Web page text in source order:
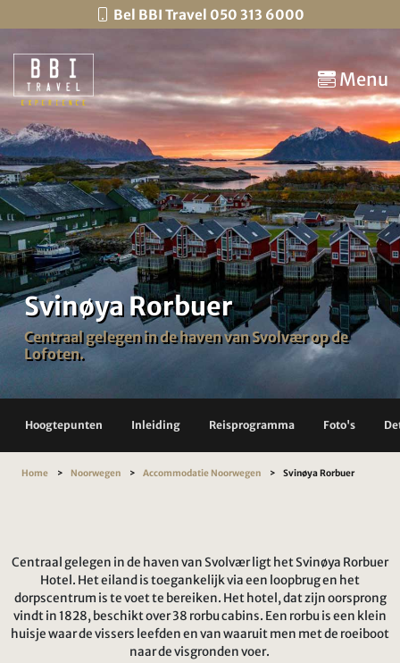
Bel BBI Travel 050 313 6000
Menu
Svinøya Rorbuer
Centraal gelegen in de haven van Svolvær op de
Lofoten.
Hoogtepunten Inleiding Reisprogramma Foto's
Home Noorwegen Accommodatie Noorwegen Svinøya Rorbuer
Centraal gelegen in de haven van Svolvær ligt het Svinøya Rorbuer
Hotel. Het eiland is toegankelijk via een loopbrug en het
dorpscentrum is te voet te bereiken. Het hotel, dat zijn oorsprong
vindt in 1828, beschikt over 38 rorbu cabins. Een rorbu is een klein
huisje waar de vissers leefden en van waaruit men met de roeiboot
naar de visgronden voer.